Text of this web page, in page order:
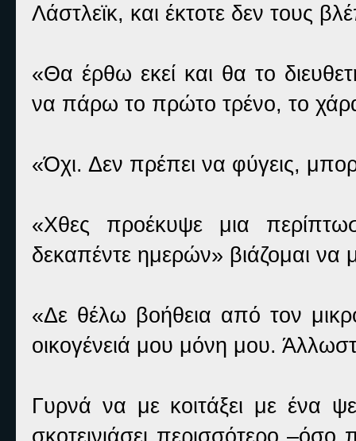
Λάστλεϊκ, και έκτοτε δεν τους
«Θα έρθω εκεί και θα το
να πάρω το πρώτο τρένο, το
«Όχι. Δεν πρέπει να φύγεις,
«Χθες προέκυψε μια
δεκαπέντε ημερών» βιάζομαι να
«Δε θέλω βοήθεια από τον
οικογένειά μου μόνη μου.
Γυρνά να με κοιτάξει με ένα
σκοτεινιάσει περισσότερο